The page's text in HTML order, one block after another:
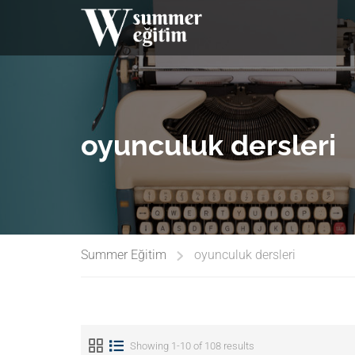
oyunculuk dersleri
Summer Eğitim oyunculuk dersleri
Showing 1-10 of 108 results